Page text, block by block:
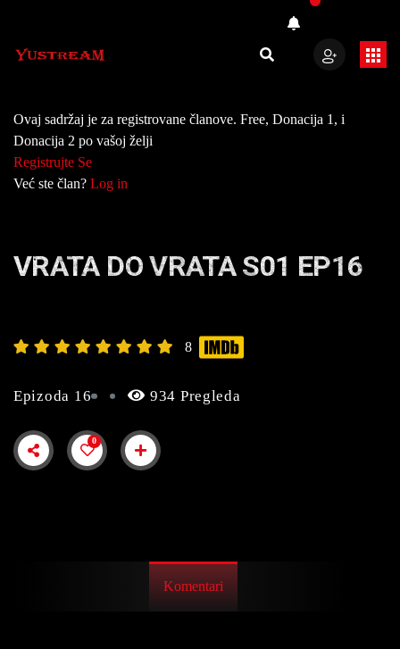
Ovaj sadržaj je za registrovane članove. Free, Donacija 1, i
Donacija 2 po vašoj želji
Registrujte Se
Već ste član? Log in
VRATA DO VRATA S01 EP16
8
Epizoda 16 934 Pregleda
0
Komentari